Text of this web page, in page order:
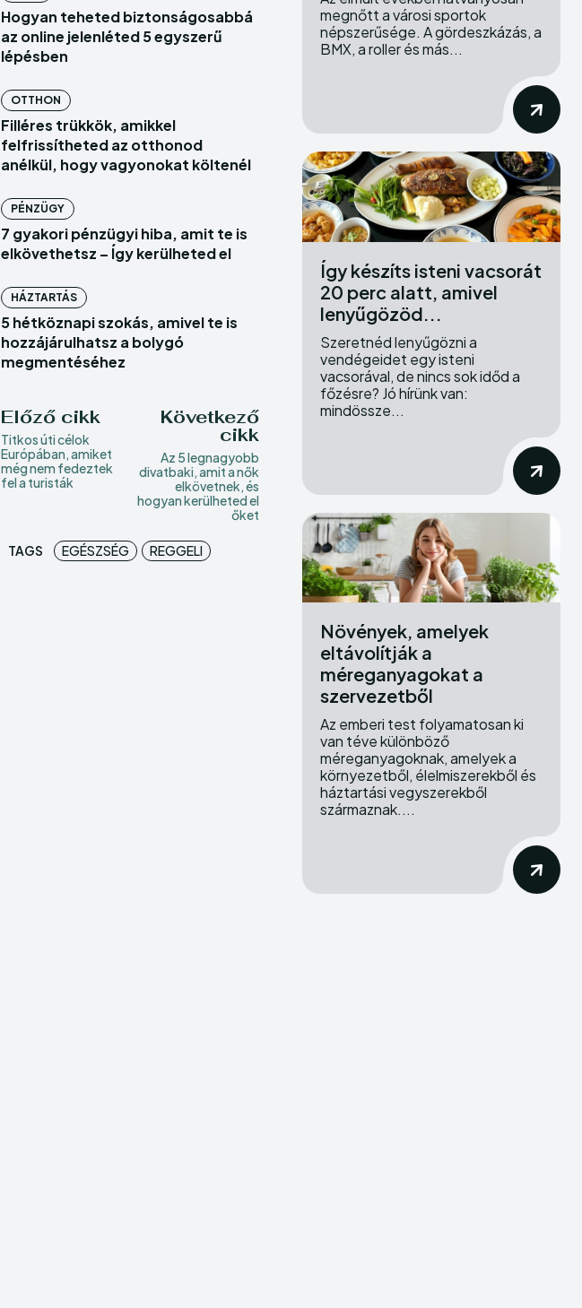
Copyright © Newspaper Theme.
Copyright © Newspaper Theme.
Hogyan teheted biztonságosabbá
az online jelenléted 5 egyszerű
lépésben
OTTHON
Filléres trükkök, amikkel
felfrissítheted az otthonod
anélkül, hogy vagyonokat költenél
PÉNZÜGY
7 gyakori pénzügyi hiba, amit te is
elkövethetsz – Így kerülheted el
HÁZTARTÁS
5 hétköznapi szokás, amivel te is
hozzájárulhatsz a bolygó
megmentéséhez
Előző cikk
Titkos úti célok
Európában, amiket
még nem fedeztek
fel a turisták
Következő
cikk
Az 5 legnagyobb
divatbaki, amit a nők
elkövetnek, és
hogyan kerülheted el
őket
TAGS EGÉSZSÉG REGGELI
megnőtt a városi sportok
népszerűsége. A gördeszkázás, a
BMX, a roller és más...
Így készíts isteni vacsorát
20 perc alatt, amivel
lenyűgözöd...
Szeretnéd lenyűgözni a
vendégeidet egy isteni
vacsorával, de nincs sok időd a
főzésre? Jó hírünk van:
mindössze...
Növények, amelyek
eltávolítják a
méreganyagokat a
szervezetből
Az emberi test folyamatosan ki
van téve különböző
méreganyagoknak, amelyek a
környezetből, élelmiszerekből és
háztartási vegyszerekből
származnak....